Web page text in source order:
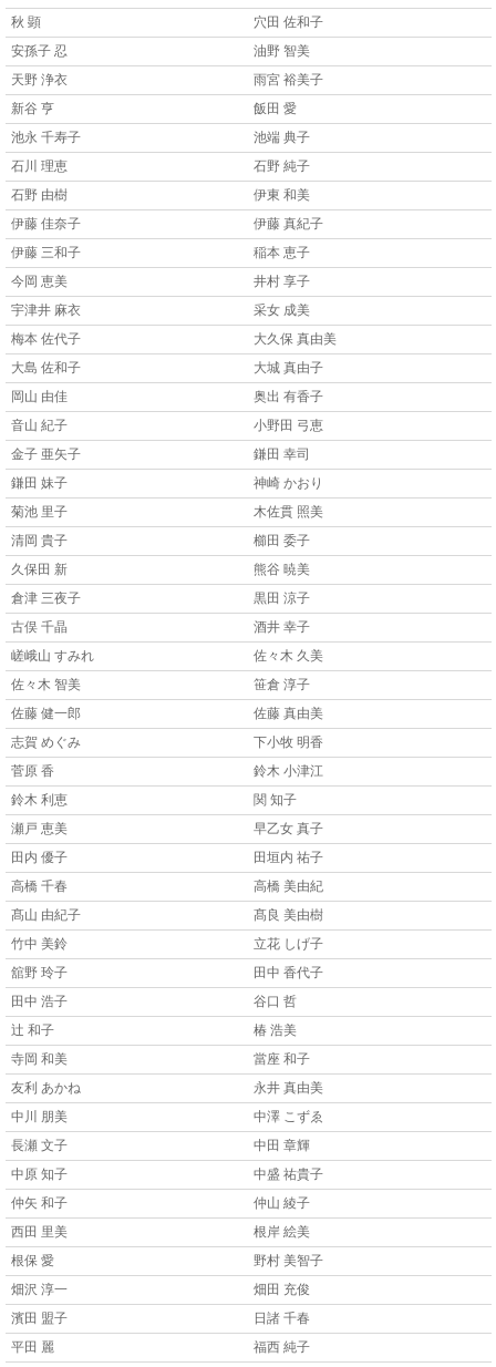
秋 顕
穴田 佐和子
安孫子 忍
油野 智美
天野 浄衣
雨宮 裕美子
新谷 亨
飯田 愛
池永 千寿子
池端 典子
石川 理恵
石野 純子
石野 由樹
伊東 和美
伊藤 佳奈子
伊藤 真紀子
伊藤 三和子
稲本 恵子
今岡 恵美
井村 享子
宇津井 麻衣
采女 成美
梅本 佐代子
大久保 真由美
大島 佐和子
大城 真由子
岡山 由佳
奥出 有香子
音山 紀子
小野田 弓恵
金子 亜矢子
鎌田 幸司
鎌田 妹子
神崎 かおり
菊池 里子
木佐貫 照美
清岡 貴子
櫛田 委子
久保田 新
熊谷 暁美
倉津 三夜子
黒田 涼子
古俣 千晶
酒井 幸子
嵯峨山 すみれ
佐々木 久美
佐々木 智美
笹倉 淳子
佐藤 健一郎
佐藤 真由美
志賀 めぐみ
下小牧 明香
菅原 香
鈴木 小津江
鈴木 利恵
関 知子
瀬戸 恵美
早乙女 真子
田内 優子
田垣内 祐子
高橋 千春
高橋 美由紀
髙山 由紀子
髙良 美由樹
竹中 美鈴
立花 しげ子
舘野 玲子
田中 香代子
田中 浩子
谷口 哲
辻 和子
椿 浩美
寺岡 和美
當座 和子
友利 あかね
永井 真由美
中川 朋美
中澤 こずゑ
長瀬 文子
中田 章輝
中原 知子
中盛 祐貴子
仲矢 和子
仲山 綾子
西田 里美
根岸 絵美
根保 愛
野村 美智子
畑沢 淳一
畑田 充俊
濱田 盟子
日諸 千春
平田 麗
福西 純子